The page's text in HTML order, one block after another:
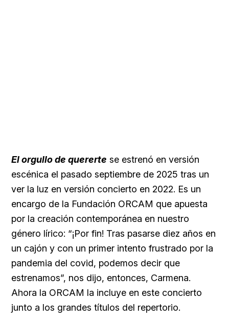
El orgullo de quererte se estrenó en versión
escénica el pasado septiembre de 2025 tras un
ver la luz en versión concierto en 2022. Es un
encargo de la Fundación ORCAM que apuesta
por la creación contemporánea en nuestro
género lírico: “¡Por fin! Tras pasarse diez años en
un cajón y con un primer intento frustrado por la
pandemia del covid, podemos decir que
estrenamos”, nos dijo, entonces, Carmena.
Ahora la ORCAM la incluye en este concierto
junto a los grandes títulos del repertorio.